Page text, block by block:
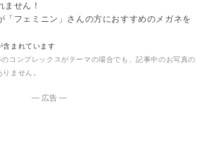
せん！
「フェミニン」さんの方におすすめのメガネを
含まれています
コンプレックスがテーマの場合でも、記事中のお写真の
ません。
― 広告 ―